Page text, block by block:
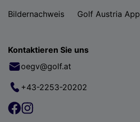
Bildernachweis
Golf Austria App
Kontaktieren Sie uns
oegv@golf.at
+43-2253-20202